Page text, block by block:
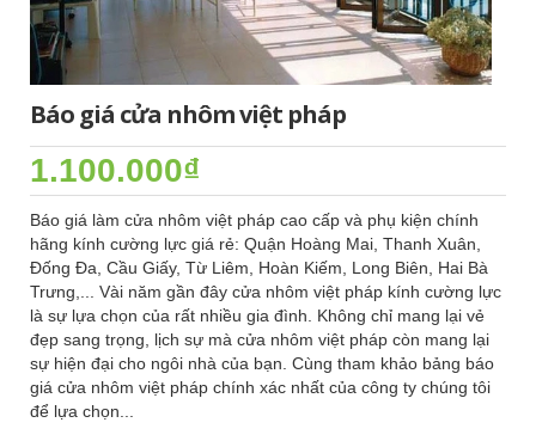
Báo giá cửa nhôm việt pháp
1.100.000₫
Báo giá làm cửa nhôm việt pháp cao cấp và phụ kiện chính
hãng kính cường lực giá rẻ: Quận Hoàng Mai, Thanh Xuân,
Đống Đa, Cầu Giấy, Từ Liêm, Hoàn Kiếm, Long Biên, Hai Bà
Trưng,... Vài năm gần đây cửa nhôm việt pháp kính cường lực
là sự lựa chọn của rất nhiều gia đình. Không chỉ mang lại vẻ
đẹp sang trọng, lịch sự mà cửa nhôm việt pháp còn mang lại
sự hiện đại cho ngôi nhà của bạn. Cùng tham khảo bảng báo
giá cửa nhôm việt pháp chính xác nhất của công ty chúng tôi
để lựa chọn...